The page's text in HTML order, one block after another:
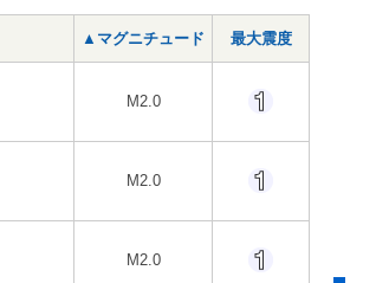
▲マグニチュード 最大震度
M2.0
M2.0
M2.0